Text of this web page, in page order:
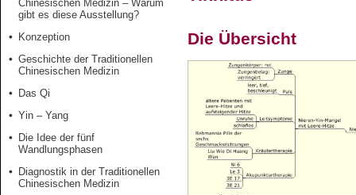
Chinesischen Medizin – Warum
gibt es diese Ausstellung?
Konzeption
Geschichte der Traditionellen
Chinesischen Medizin
Das Qi
Yin – Yang
Die Idee der fünf
Wandlungsphasen
Diagnostik in der Traditionellen
Chinesischen Medizin
Die Übersicht